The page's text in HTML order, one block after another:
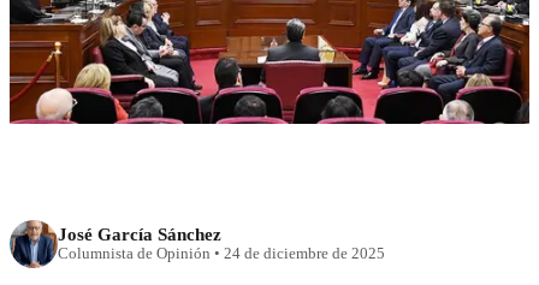
Triques
José García Sánchez
Columnista de Opinión • 24 de diciembre de 2025